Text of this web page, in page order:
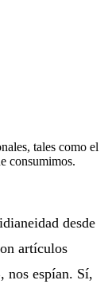
tales como el
consumimos.
desde
artículos
nos espían. Sí,